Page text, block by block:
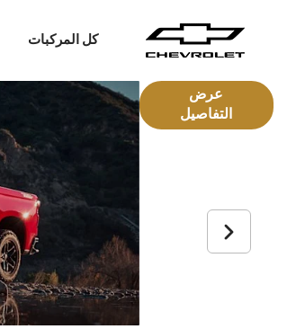
كل المركبات
الشاحنات
عرض
التفاصيل